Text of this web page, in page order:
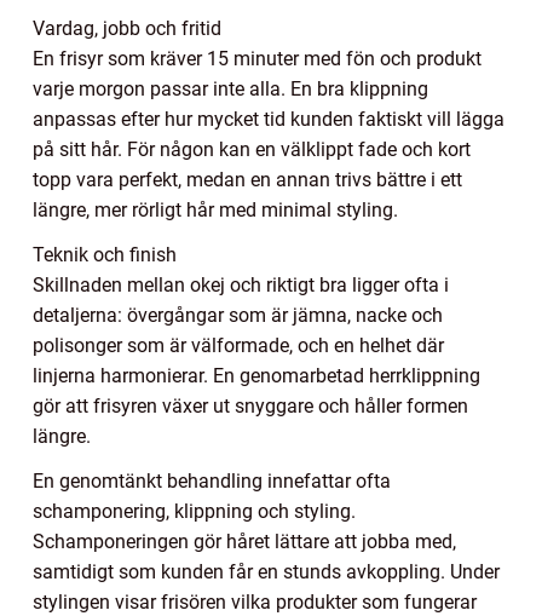
Vardag, jobb och fritid
En frisyr som kräver 15 minuter med fön och produkt
varje morgon passar inte alla. En bra klippning
anpassas efter hur mycket tid kunden faktiskt vill lägga
på sitt hår. För någon kan en välklippt fade och kort
topp vara perfekt, medan en annan trivs bättre i ett
längre, mer rörligt hår med minimal styling.
Teknik och finish
Skillnaden mellan okej och riktigt bra ligger ofta i
detaljerna: övergångar som är jämna, nacke och
polisonger som är välformade, och en helhet där
linjerna harmonierar. En genomarbetad herrklippning
gör att frisyren växer ut snyggare och håller formen
längre.
En genomtänkt behandling innefattar ofta
schamponering, klippning och styling.
Schamponeringen gör håret lättare att jobba med,
samtidigt som kunden får en stunds avkoppling. Under
stylingen visar frisören vilka produkter som fungerar